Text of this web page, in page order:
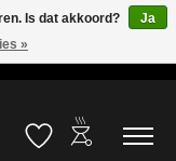
verzendkosten, vanaf 75
Verlanglijst
outdoor_grill
Is dat akkoord?
Ja
»